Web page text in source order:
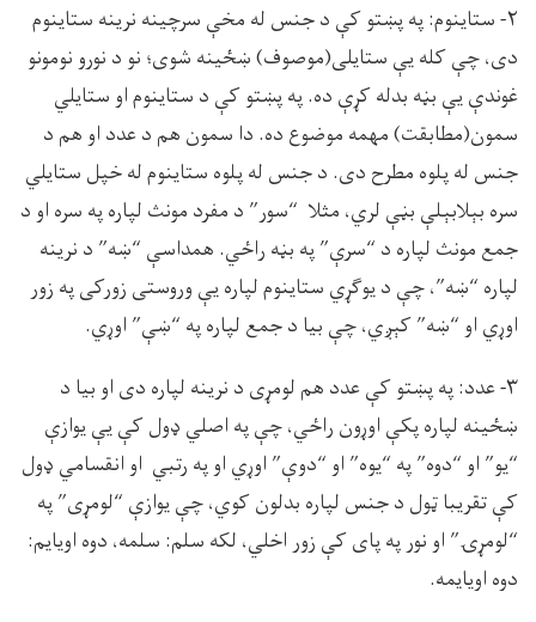
۲- ستاينوم: په پښتو کې د جنس له مخې سرچينه نرينه ستاينوم
دى، چې کله يې ستايلى(موصوف) ښځينه شوى؛ نو د نورو نومونو
غوندې يې بڼه بدله کړې ده. په پښتو کې د ستاينوم او ستايلي
سمون(مطابقت) مهمه موضوع ده. دا سمون هم د عدد او هم د
جنس له پلوه مطرح دى. د جنس له پلوه ستاينوم له خپل ستايلي
سره بېلابېلې بڼې لري، مثلا “سور” د مفرد مونث لپاره په سره او د
جمع مونث لپاره د “سرې” په بڼه راځي. همداسې “ښه” د نرينه
لپاره “ښه”، چې د يوګړي ستاينوم لپاره يې وروستى زورکى په زور
اوړي او “ښه” کېږي، چې بيا د جمع لپاره په “ښې” اوړي.
۳- عدد: په پښتو کې عدد هم لومړى د نرينه لپاره دى او بيا د
ښځينه لپاره پکې اوړون راځي، چې په اصلي ډول کې يې يوازې
“يو” او “دوه” په “يوه” او “دوې” اوړي او په رتبي او انقسامي ډول
کې تقريبا ټول د جنس لپاره بدلون کوي، چې يوازې “لومړى” په
“لومړۍ” او نور په پاى کې زور اخلي، لکه سلم: سلمه، دوه اويايم:
دوه اويايمه.